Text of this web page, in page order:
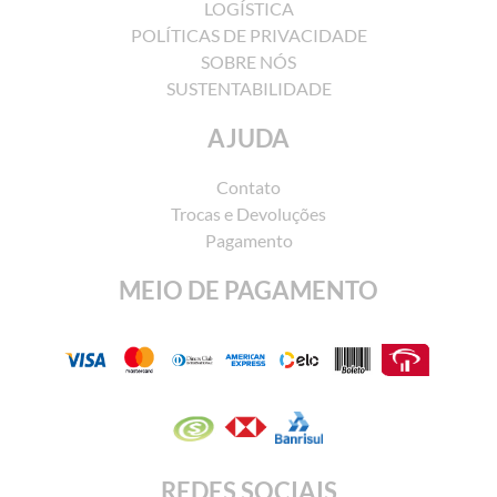
LOGÍSTICA
POLÍTICAS DE PRIVACIDADE
SOBRE NÓS
SUSTENTABILIDADE
AJUDA
Contato
Trocas e Devoluções
Pagamento
MEIO DE PAGAMENTO
REDES SOCIAIS